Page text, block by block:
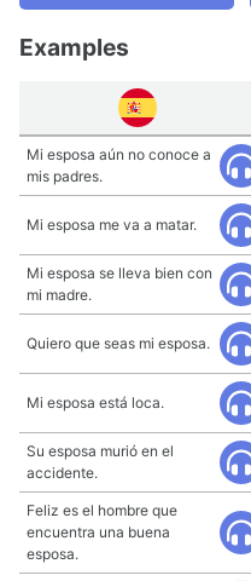
Examples
Mi esposa aún no conoce a
mis padres.
Mi esposa me va a matar.
Mi esposa se lleva bien con
mi madre.
Quiero que seas mi esposa.
Mi esposa está loca.
Su esposa murió en el
accidente.
Feliz es el hombre que
encuentra una buena
esposa.